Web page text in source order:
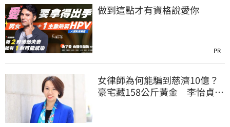
做到這點才有資格說愛你
PR
女律師為何能騙到慈濟10億？
豪宅藏158公斤黃金 李怡貞驚